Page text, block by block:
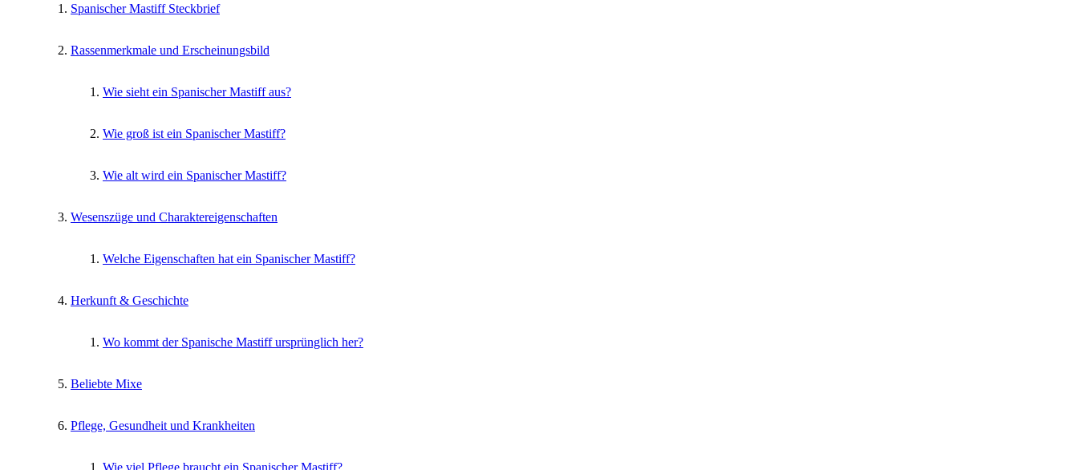
Spanischer Mastiff Steckbrief
Rassenmerkmale und Erscheinungsbild
Wie sieht ein Spanischer Mastiff aus?
Wie groß ist ein Spanischer Mastiff?
Wie alt wird ein Spanischer Mastiff?
Wesenszüge und Charaktereigenschaften
Welche Eigenschaften hat ein Spanischer Mastiff?
Herkunft & Geschichte
Wo kommt der Spanische Mastiff ursprünglich her?
Beliebte Mixe
Pflege, Gesundheit und Krankheiten
Wie viel Pflege braucht ein Spanischer Mastiff?